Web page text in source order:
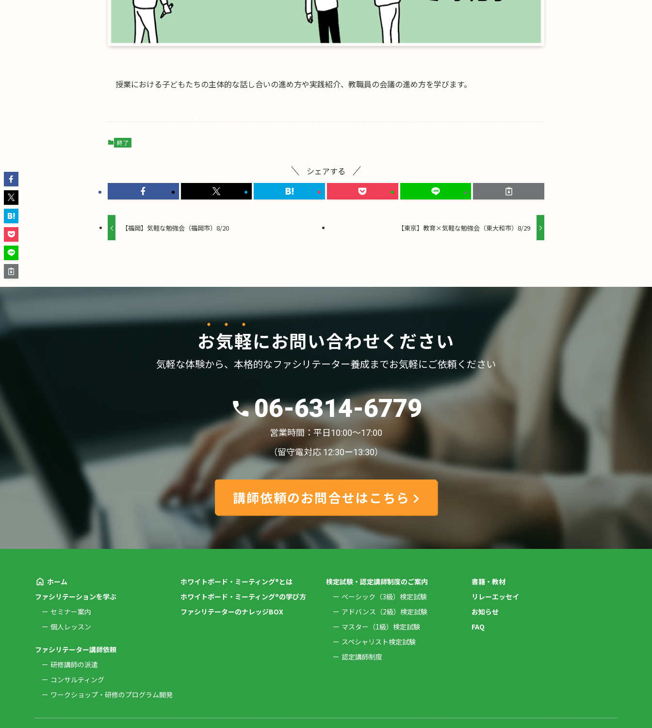
授業における子どもたちの主体的な話し合いの進め方や実践紹介、教職員の会議の進め方を学びます。
終了
シェアする
【福岡】気軽な勉強会（福岡市）8/20 【東京】教育×気軽な勉強会（東大和市）8/29
お気軽にお問い合わせください
気軽な体験から、 本格的なファシリテーター養成までお気軽にご依頼ください
06-6314-6779
営業時間：平日10:00〜17:00
（留守電対応 12:30ー13:30）
講師依頼のお問合せはこちら
ホーム
ファシリテーションを学ぶ
セミナー案内
個人レッスン
ファシリテーター講師依頼
研修講師の派遣
コンサルティング
ワークショップ・研修のプログラム開発
ホワイトボード・ミーティング®とは
ホワイトボード・ミーティング®の学び方
ファシリテーターのナレッジBOX
検定試験・認定講師制度のご案内
ベーシック（3級）検定試験
アドバンス（2級）検定試験
マスター（1級）検定試験
スペシャリスト検定試験
認定講師制度
書籍・教材
リレーエッセイ
お知らせ
FAQ